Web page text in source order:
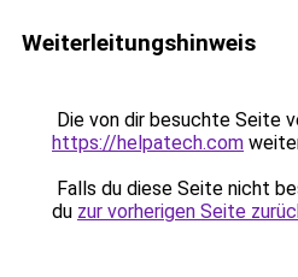
Weiterleitungshinweis
Die von dir besuchte Seite
https://helpatech.com
Falls du diese Seite nicht
du zur vorherigen Seite